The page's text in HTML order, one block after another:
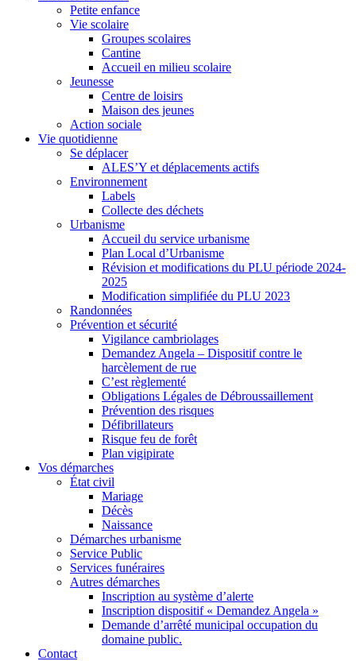
Petite enfance
Vie scolaire
Groupes scolaires
Cantine
Accueil en milieu scolaire
Jeunesse
Centre de loisirs
Maison des jeunes
Action sociale
Vie quotidienne
Se déplacer
ALES’Y et déplacements actifs
Environnement
Labels
Collecte des déchets
Urbanisme
Accueil du service urbanisme
Plan Local d’Urbanisme
Révision et modifications du PLU période 2024-
2025
Modification simplifiée du PLU 2023
Randonnées
Prévention et sécurité
Vigilance cambriolages
Demandez Angela – Dispositif contre le
harcèlement de rue
C’est règlementé
Obligations Légales de Débroussaillement
Prévention des risques
Défibrillateurs
Risque feu de forêt
Plan vigipirate
Vos démarches
État civil
Mariage
Décès
Naissance
Démarches urbanisme
Service Public
Services funéraires
Autres démarches
Inscription au système d’alerte
Inscription dispositif « Demandez Angela »
Demande d’arrêté municipal occupation du
domaine public.
Contact